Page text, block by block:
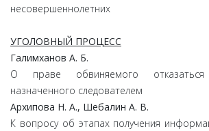
несовершеннолетних
УГОЛОВНЫЙ ПРОЦЕСС
Галимханов А. Б.
О праве обвиняемого
назначенного следователем
Архипова Н. А., Шебалин А. В.
К вопросу об этапах получения